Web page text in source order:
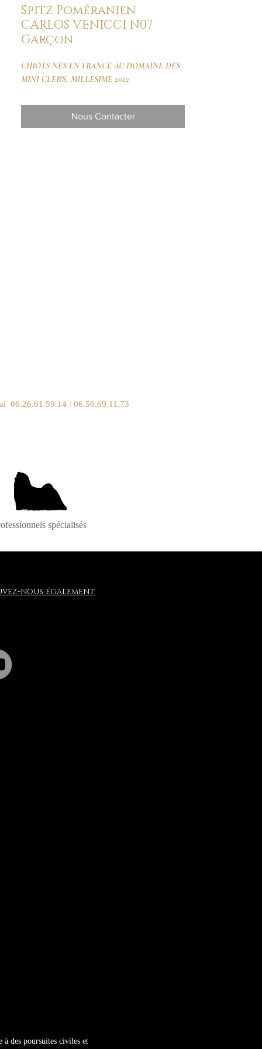
Spitz Poméranien
CARLOS VENICCI N07
Garçon
CHIOTS NÉS EN FRANCE AU DOMAINE DES
MINI CLEB'S, MILLESIME 2022
Nous Contacter
06.26.61.59.14 / 06.56.69.11.73
spécialisés
nous également
des poursuites civiles et